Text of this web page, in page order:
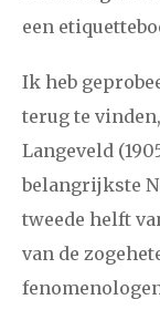
een
Ik heb
terug te
Langeveld
belangrijkste
tweede helft
van de